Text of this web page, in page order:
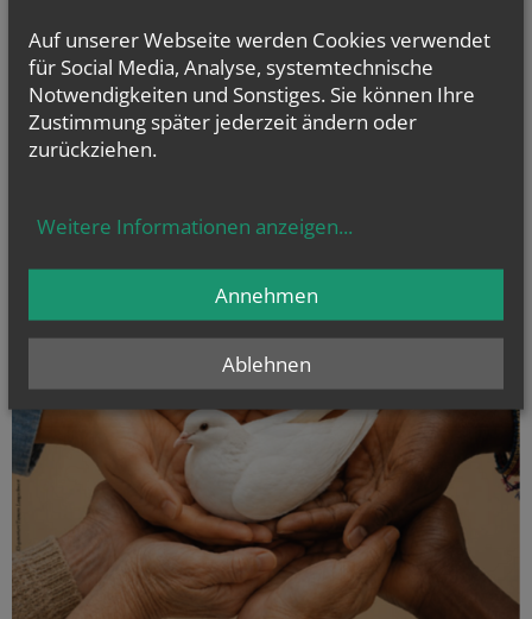
Auf unserer Webseite werden Cookies verwendet
für Social Media, Analyse, systemtechnische
Notwendigkeiten und Sonstiges. Sie können Ihre
Zustimmung später jederzeit ändern oder
zurückziehen.
Weitere Informationen anzeigen...
Ablehnen
Annehmen